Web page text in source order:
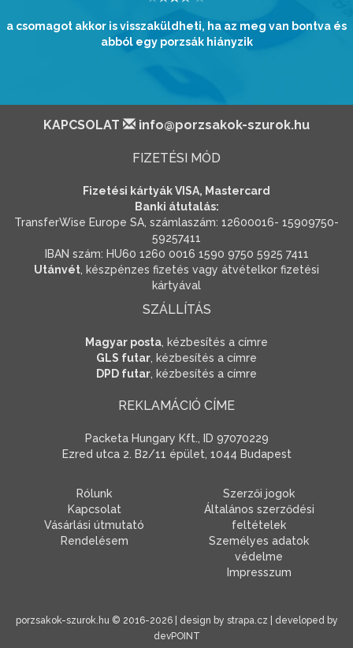
a csomagot akkor is visszaküldheti, ha az meg van bontva és
abból egy porzsák hiányzik
KAPCSOLAT info@porzsakok-szurok.hu
FIZETÉSI MÓD
Fizetési kártyák VISA, Mastercard
Banki átutalás:
TransferWise Europe SA, számlaszám: 12600016- 15909750-
59257411
IBAN szám: HU60 1260 0016 1590 9750 5925 7411
Utánvét , készpénzes fizetés vagy átvételkor fizetési
kártyával
SZÁLLÍTÁS
Magyar posta , kézbesítés a címre
GLS futar , kézbesítés a címre
DPD futar , kézbesítés a címre
REKLAMÁCIÓ CÍME
Packeta Hungary Kft., ID 97070229
Ezred utca 2. B2/11 épület, 1044 Budapest
Rólunk
Kapcsolat
Vásárlási útmutató
Rendelésem
Szerzői jogok
Általános szerződési
feltételek
Személyes adatok
védelme
Impresszum
porzsakok-szurok.hu© 2016-2026 | design by strapa.cz | developed by
devPOINT